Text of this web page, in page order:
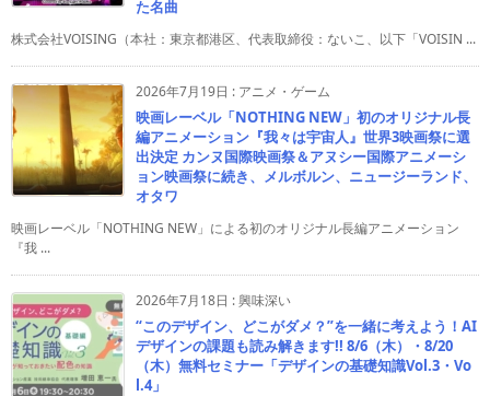
た名曲
株式会社VOISING（本社：東京都港区、代表取締役：ないこ、以下「VOISIN ...
2026年7月19日 : アニメ・ゲーム
映画レーベル「NOTHING NEW」初のオリジナル長
編アニメーション『我々は宇宙人』世界3映画祭に選
出決定 カンヌ国際映画祭＆アヌシー国際アニメーシ
ョン映画祭に続き、メルボルン、ニュージーランド、
オタワ
映画レーベル「NOTHING NEW」による初のオリジナル長編アニメーション
『我 ...
2026年7月18日 :興味深い
“このデザイン、どこがダメ？”を一緒に考えよう！AI
デザインの課題も読み解きます!! 8/6（木）・8/20
（木）無料セミナー「デザインの基礎知識Vol.3・Vo
l.4」